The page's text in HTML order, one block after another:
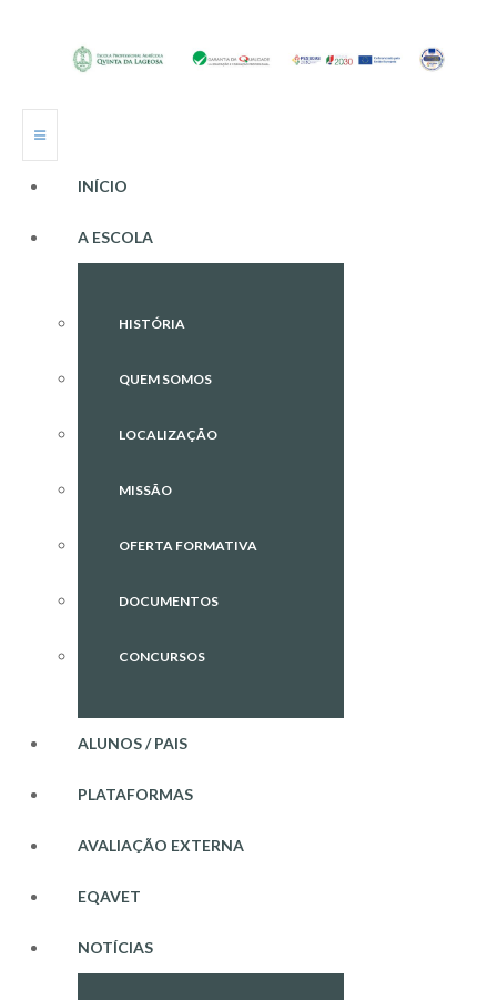
INÍCIO
A ESCOLA
HISTÓRIA
QUEM SOMOS
LOCALIZAÇÃO
MISSÃO
OFERTA FORMATIVA
DOCUMENTOS
CONCURSOS
ALUNOS / PAIS
PLATAFORMAS
AVALIAÇÃO EXTERNA
EQAVET
NOTÍCIAS